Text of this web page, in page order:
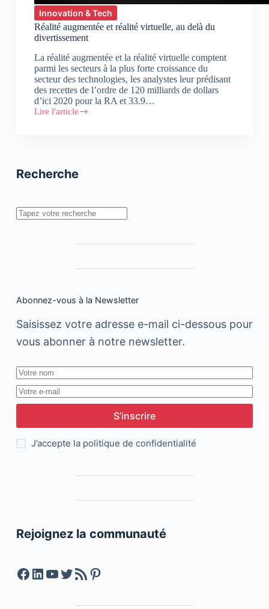
Innovation & Tech
Réalité augmentée et réalité virtuelle, au delà du
divertissement
La réalité augmentée et la réalité virtuelle comptent
parmi les secteurs à la plus forte croissance du
secteur des technologies, les analystes leur prédisant
des recettes de l’ordre de 120 milliards de dollars
d’ici 2020 pour la RA et 33.9…
Lire l'article
Réalité
delà
Recherche
Rechercher
Abonnez-vous à la Newsletter
Saisissez votre adresse e-mail ci-dessous pour
vous abonner à notre newsletter.
S’inscrire
J’accepte la politique de confidentialité
Rejoignez la communauté
Facebook
LinkedIn
YouTube
Twitter
Feed RSSPinterest